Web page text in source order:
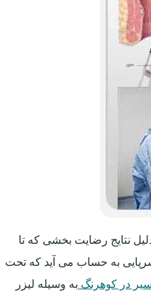
نتایج رضایت بخشی که تا
به حساب می آید که تحت
در کوهرنگ به وسیله لیزر